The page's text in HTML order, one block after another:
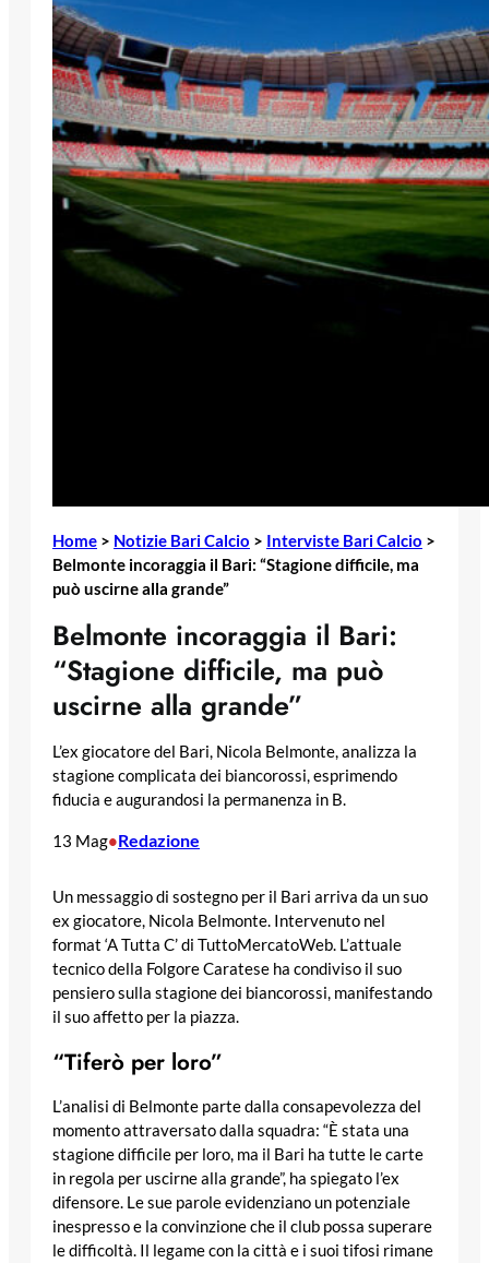
Home > Notizie Bari Calcio > Interviste Bari Calcio >
Belmonte incoraggia il Bari: “Stagione difficile, ma
può uscirne alla grande”
Belmonte incoraggia il Bari:
“Stagione difficile, ma può
uscirne alla grande”
L’ex giocatore del Bari, Nicola Belmonte, analizza la
stagione complicata dei biancorossi, esprimendo
fiducia e augurandosi la permanenza in B.
13 Mag•Redazione
Un messaggio di sostegno per il Bari arriva da un suo
ex giocatore, Nicola Belmonte. Intervenuto nel
format ‘A Tutta C’ di TuttoMercatoWeb. L’attuale
tecnico della Folgore Caratese ha condiviso il suo
pensiero sulla stagione dei biancorossi, manifestando
il suo affetto per la piazza.
“Tiferò per loro”
L’analisi di Belmonte parte dalla consapevolezza del
momento attraversato dalla squadra: “È stata una
stagione difficile per loro, ma il Bari ha tutte le carte
in regola per uscirne alla grande”, ha spiegato l’ex
difensore. Le sue parole evidenziano un potenziale
inespresso e la convinzione che il club possa superare
le difficoltà. Il legame con la città e i suoi tifosi rimane